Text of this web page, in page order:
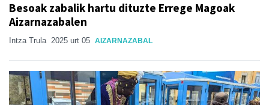
Besoak zabalik hartu dituzte Errege Magoak
Aizarnazabalen
Intza Trula 2025 urt 05 AIZARNAZABAL